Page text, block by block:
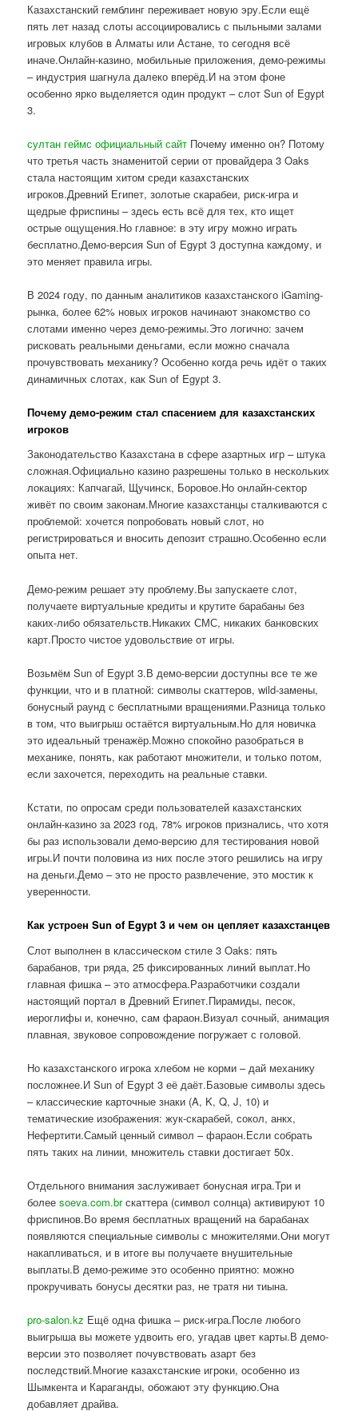
Казахстанский гемблинг переживает новую эру.Если ещё
пять лет назад слоты ассоциировались с пыльными залами
игровых клубов в Алматы или Астане, то сегодня всё
иначе.Онлайн-казино, мобильные приложения, демо-режимы
– индустрия шагнула далеко вперёд.И на этом фоне
особенно ярко выделяется один продукт – слот Sun of Egypt
3.
султан геймс официальный сайт Почему именно он? Потому
что третья часть знаменитой серии от провайдера 3 Oaks
стала настоящим хитом среди казахстанских
игроков.Древний Египет, золотые скарабеи, риск-игра и
щедрые фриспины – здесь есть всё для тех, кто ищет
острые ощущения.Но главное: в эту игру можно играть
бесплатно.Демо-версия Sun of Egypt 3 доступна каждому, и
это меняет правила игры.
В 2024 году, по данным аналитиков казахстанского iGaming-
рынка, более 62% новых игроков начинают знакомство со
слотами именно через демо-режимы.Это логично: зачем
рисковать реальными деньгами, если можно сначала
прочувствовать механику? Особенно когда речь идёт о таких
динамичных слотах, как Sun of Egypt 3.
Почему демо-режим стал спасением для казахстанских
игроков
Законодательство Казахстана в сфере азартных игр – штука
сложная.Официально казино разрешены только в нескольких
локациях: Капчагай, Щучинск, Боровое.Но онлайн-сектор
живёт по своим законам.Многие казахстанцы сталкиваются с
проблемой: хочется попробовать новый слот, но
регистрироваться и вносить депозит страшно.Особенно если
опыта нет.
Демо-режим решает эту проблему.Вы запускаете слот,
получаете виртуальные кредиты и крутите барабаны без
каких-либо обязательств.Никаких СМС, никаких банковских
карт.Просто чистое удовольствие от игры.
Возьмём Sun of Egypt 3.В демо-версии доступны все те же
функции, что и в платной: символы скаттеров, wild-замены,
бонусный раунд с бесплатными вращениями.Разница только
в том, что выигрыш остаётся виртуальным.Но для новичка
это идеальный тренажёр.Можно спокойно разобраться в
механике, понять, как работают множители, и только потом,
если захочется, переходить на реальные ставки.
Кстати, по опросам среди пользователей казахстанских
онлайн-казино за 2023 год, 78% игроков признались, что хотя
бы раз использовали демо-версию для тестирования новой
игры.И почти половина из них после этого решились на игру
на деньги.Демо – это не просто развлечение, это мостик к
уверенности.
Как устроен Sun of Egypt 3 и чем он цепляет казахстанцев
Слот выполнен в классическом стиле 3 Oaks: пять
барабанов, три ряда, 25 фиксированных линий выплат.Но
главная фишка – это атмосфера.Разработчики создали
настоящий портал в Древний Египет.Пирамиды, песок,
иероглифы и, конечно, сам фараон.Визуал сочный, анимация
плавная, звуковое сопровождение погружает с головой.
Но казахстанского игрока хлебом не корми – дай механику
посложнее.И Sun of Egypt 3 её даёт.Базовые символы здесь
– классические карточные знаки (A, K, Q, J, 10) и
тематические изображения: жук-скарабей, сокол, анкх,
Нефертити.Самый ценный символ – фараон.Если собрать
пять таких на линии, множитель ставки достигает 50x.
Отдельного внимания заслуживает бонусная игра.Три и
болееsoeva.com.brскаттера (символ солнца) активируют 10
фриспинов.Во время бесплатных вращений на барабанах
появляются специальные символы с множителями.Они могут
накапливаться, и в итоге вы получаете внушительные
выплаты.В демо-режиме это особенно приятно: можно
прокручивать бонусы десятки раз, не тратя ни тиына.
pro-salon.kz Ещё одна фишка – риск-игра.После любого
выигрыша вы можете удвоить его, угадав цвет карты.В демо-
версии это позволяет почувствовать азарт без
последствий.Многие казахстанские игроки, особенно из
Шымкента и Караганды, обожают эту функцию.Она
добавляет драйва.